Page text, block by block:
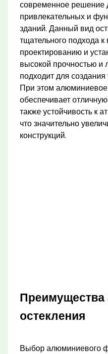
современное решение
привлекательных и
зданий. Данный вид
тщательного подхода
проектированию и
высокой прочностью и
подходит для создания
При этом
обеспечивает
также устойчивость к
что значительно
конструкций.
остекления
Выбор алюминиевого